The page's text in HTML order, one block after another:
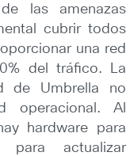
las amenazas
cubrir todos
una red
del tráfico. La
de Umbrella no
operacional. Al
hardware para
actualizar